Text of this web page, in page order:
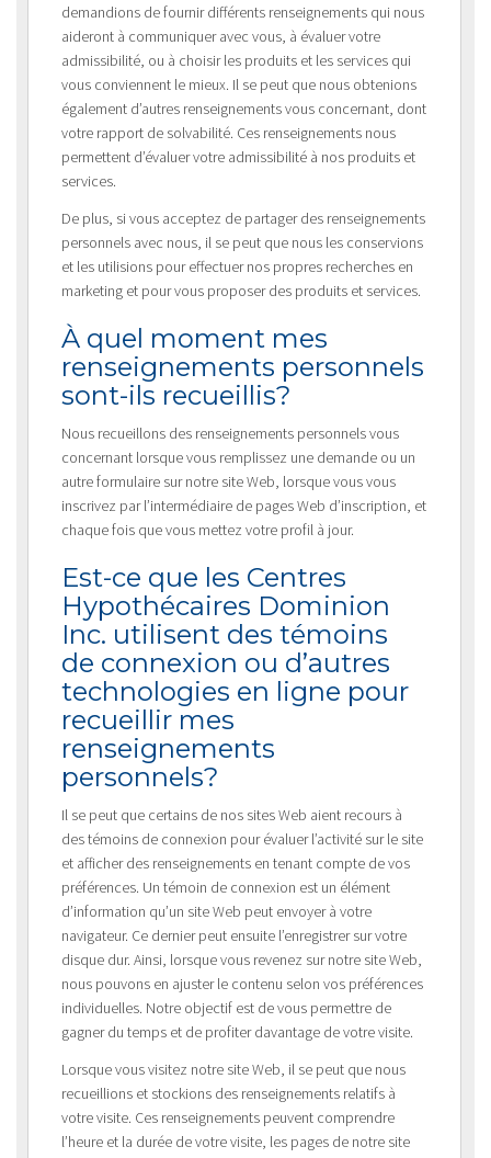
demandions de fournir différents renseignements qui nous
aideront à communiquer avec vous, à évaluer votre
admissibilité, ou à choisir les produits et les services qui
vous conviennent le mieux. Il se peut que nous obtenions
également d’autres renseignements vous concernant, dont
votre rapport de solvabilité. Ces renseignements nous
permettent d’évaluer votre admissibilité à nos produits et
services.
De plus, si vous acceptez de partager des renseignements
personnels avec nous, il se peut que nous les conservions
et les utilisions pour effectuer nos propres recherches en
marketing et pour vous proposer des produits et services.
À quel moment mes
renseignements personnels
sont-ils recueillis?
Nous recueillons des renseignements personnels vous
concernant lorsque vous remplissez une demande ou un
autre formulaire sur notre site Web, lorsque vous vous
inscrivez par l’intermédiaire de pages Web d’inscription, et
chaque fois que vous mettez votre profil à jour.
Est-ce que les Centres
Hypothécaires Dominion
Inc. utilisent des témoins
de connexion ou d’autres
technologies en ligne pour
recueillir mes
renseignements
personnels?
Il se peut que certains de nos sites Web aient recours à
des témoins de connexion pour évaluer l’activité sur le site
et afficher des renseignements en tenant compte de vos
préférences. Un témoin de connexion est un élément
d’information qu’un site Web peut envoyer à votre
navigateur. Ce dernier peut ensuite l’enregistrer sur votre
disque dur. Ainsi, lorsque vous revenez sur notre site Web,
nous pouvons en ajuster le contenu selon vos préférences
individuelles. Notre objectif est de vous permettre de
gagner du temps et de profiter davantage de votre visite.
Lorsque vous visitez notre site Web, il se peut que nous
recueillions et stockions des renseignements relatifs à
votre visite. Ces renseignements peuvent comprendre
l’heure et la durée de votre visite, les pages de notre site